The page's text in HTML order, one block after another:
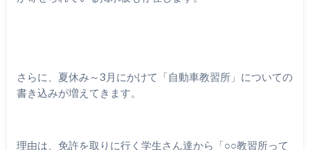
さらに、夏休み～3月にかけて「自動車教習所」についての
書き込みが増えてきます。
理由は、免許を取りに行く学生さん達から「○○教習所って